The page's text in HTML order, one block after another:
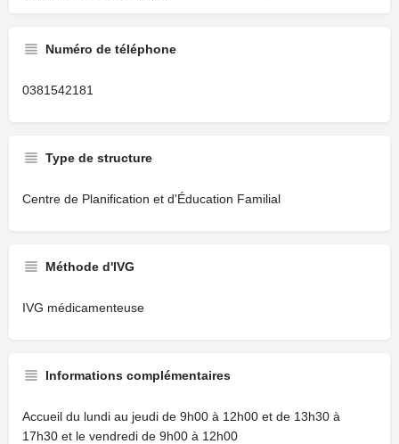
Numéro de téléphone
0381542181
Type de structure
Centre de Planification et d'Éducation Familial
Méthode d'IVG
IVG médicamenteuse
Informations complémentaires
Accueil du lundi au jeudi de 9h00 à 12h00 et de 13h30 à
17h30 et le vendredi de 9h00 à 12h00